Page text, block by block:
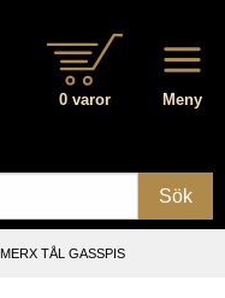
Meny
0 varor
Sök
MERX TÅL GASSPIS